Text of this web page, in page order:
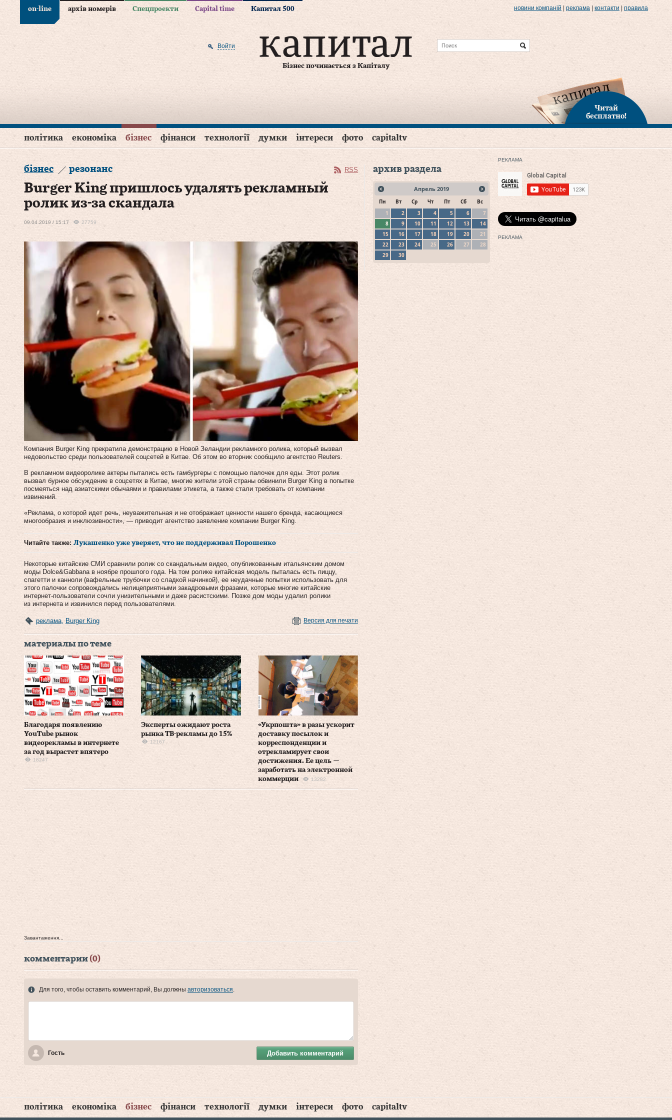
on-line архів номерів Спецпроекти Capital time Капитал 500 новини компаній реклама контакти правила
Бізнес починається з Капіталу
Войти
Читай
бесплатно!
політика економіка бізнес фінанси технології думки інтереси фото capitaltv
бізнес резонанс RSS
Burger King пришлось удалять рекламный
ролик из-за скандала
09.04.2019 / 15:17 27759
Компания Burger King прекратила демонстрацию в Новой Зеландии рекламного ролика, который вызвал
недовольство среди пользователей соцсетей в Китае. Об этом во вторник сообщило агентство Reuters.
В рекламном видеоролике актеры пытались есть гамбургеры с помощью палочек для еды. Этот ролик
вызвал бурное обсуждение в соцсетях в Китае, многие жители этой страны обвинили Burger King в попытке
посмеяться над азиатскими обычаями и правилами этикета, а также стали требовать от компании
извинений.
«Реклама, о которой идет речь, неуважительная и не отображает ценности нашего бренда, касающиеся
многообразия и инклюзивности», — приводит агентство заявление компании Burger King.
Читайте также: Лукашенко уже уверяет, что не поддерживал Порошенко
Некоторые китайские СМИ сравнили ролик со скандальным видео, опубликованным итальянским домом
моды Dolce&Gabbana в ноябре прошлого года. На том ролике китайская модель пыталась есть пиццу,
спагетти и канноли (вафельные трубочки со сладкой начинкой), ее неудачные попытки использовать для
этого палочки сопровождались нелицеприятными закадровыми фразами, которые многие китайские
интернет-пользователи сочли унизительными и даже расистскими. Позже дом моды удалил ролики
из интернета и извинился перед пользователями.
реклама Burger King Версия для печати
материалы по теме
Благодаря появлению
YouTube рынок
видеорекламы в интернете
за год вырастет впятеро
18247
Эксперты ожидают роста
рынка ТВ-рекламы до 15%
12167
«Укрпошта» в разы ускорит
доставку посылок и
корреспонденции и
отрекламирует свои
достижения. Ее цель —
заработать на электронной
коммерции
13282
Завантаження...
комментарии(0)
Для того, чтобы оставить комментарий, Вы должны авторизоваться
Гость Добавить комментарий
архив раздела
Апрель 2019
Пн Вт Ср Чт Пт Сб
Вс
1
2 3 4 5 6
7
8
9 10 11 12 13
14
15
16 17 18 19 20
21
22
23 24 25 26 27
28
29
30
РЕКЛАМА
РЕКЛАМА
політика економіка бізнес фінанси технології думки інтереси фото capitaltv